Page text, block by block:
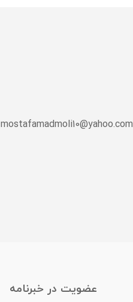
mostafamadmoli10@yahoo.com
عضویت در خبرنامه